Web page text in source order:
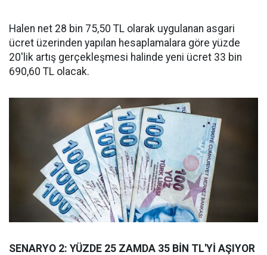
Halen net 28 bin 75,50 TL olarak uygulanan asgari
ücret üzerinden yapılan hesaplamalara göre yüzde
20'lik artış gerçekleşmesi halinde yeni ücret 33 bin
690,60 TL olacak.
SENARYO 2: YÜZDE 25 ZAMDA 35 BİN TL'Yİ AŞIYOR